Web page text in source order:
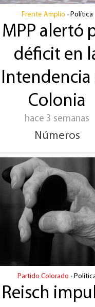
Frente Amplio • Política
MPP alertó
déficit en
Intendencia
Colonia
hace 3 semanas
Números
Partido Colorado •
Reisch